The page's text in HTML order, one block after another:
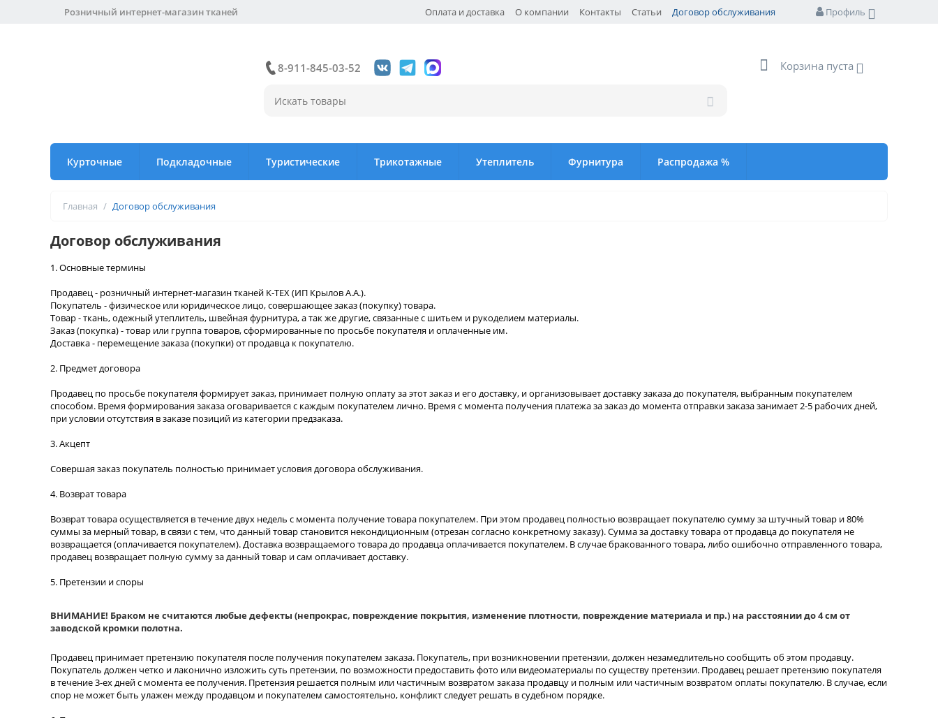
Профиль
Оплата и доставка О компании Контакты Статьи Договор обслуживания
Розничный интернет-магазин тканей
8-911-845-03-52 Корзина пуста
Курточные Подкладочные Туристические Трикотажные Утеплитель Фурнитура Распродажа %
Главная / Договор обслуживания
Договор обслуживания
1. Основные термины
Продавец - розничный интернет-магазин тканей K-TEX (ИП Крылов А.А.).
Покупатель - физическое или юридическое лицо, совершающее заказ (покупку) товара.
Товар - ткань, одежный утеплитель, швейная фурнитура, а так же другие, связанные с шитьем и рукоделием материалы.
Заказ (покупка) - товар или группа товаров, сформированные по просьбе покупателя и оплаченные им.
Доставка - перемещение заказа (покупки) от продавца к покупателю.
2. Предмет договора
Продавец по просьбе покупателя формирует заказ, принимает полную оплату за этот заказ и его доставку, и организовывает доставку заказа до покупателя, выбранным покупателем
способом. Время формирования заказа оговаривается с каждым покупателем лично. Время с момента получения платежа за заказ до момента отправки заказа занимает 2-5 рабочих дней,
при условии отсутствия в заказе позиций из категории предзаказа.
3. Акцепт
Совершая заказ покупатель полностью принимает условия договора обслуживания.
4. Возврат товара
Возврат товара осуществляется в течение двух недель с момента получение товара покупателем. При этом продавец полностью возвращает покупателю сумму за штучный товар и 80%
суммы за мерный товар, в связи с тем, что данный товар становится некондиционным (отрезан согласно конкретному заказу). Сумма за доставку товара от продавца до покупателя не
возвращается (оплачивается покупателем). Доставка возвращаемого товара до продавца оплачивается покупателем. В случае бракованного товара, либо ошибочно отправленного товара,
продавец возвращает полную сумму за данный товар и сам оплачивает доставку.
5. Претензии и споры
ВНИМАНИЕ! Браком не считаются любые дефекты (непрокрас, повреждение покрытия, изменение плотности, повреждение материала и пр.) на расстоянии до 4 см от
заводской кромки полотна.
Продавец принимает претензию покупателя после получения покупателем заказа. Покупатель, при возникновении претензии, должен незамедлительно сообщить об этом продавцу.
Покупатель должен четко и лаконично изложить суть претензии, по возможности предоставить фото или видеоматериалы по существу претензии. Продавец решает претензию покупателя
в течение 3-ех дней с момента ее получения. Претензия решается полным или частичным возвратом заказа продавцу и полным или частичным возвратом оплаты покупателю. В случае, если
спор не может быть улажен между продавцом и покупателем самостоятельно, конфликт следует решать в судебном порядке.